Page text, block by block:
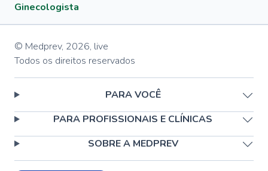
Ginecologista
© Medprev, 2026, live
Todos os direitos reservados
PARA VOCÊ
PARA PROFISSIONAIS E CLÍNICAS
SOBRE A MEDPREV